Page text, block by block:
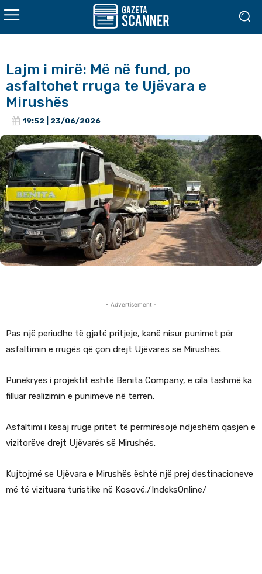
Lajm i mirë: Më në fund, po
asfaltohet rruga te Ujëvara e
Mirushës
19:52 | 23/06/2026
- Advertisement -
Pas një periudhe të gjatë pritjeje, kanë nisur punimet për
asfaltimin e rrugës që çon drejt Ujëvares së Mirushës.
Punëkryes i projektit është Benita Company, e cila tashmë ka
filluar realizimin e punimeve në terren.
Asfaltimi i kësaj rruge pritet të përmirësojë ndjeshëm qasjen e
vizitorëve drejt Ujëvarës së Mirushës.
Kujtojmë se Ujëvara e Mirushës është një prej destinacioneve
më të vizituara turistike në Kosovë./IndeksOnline/